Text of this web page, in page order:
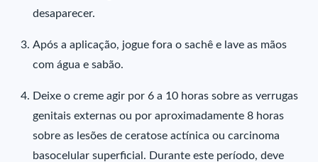
desaparecer.
Após a aplicação, jogue fora o sachê e lave as mãos
com água e sabão.
Deixe o creme agir por 6 a 10 horas sobre as verrugas
genitais externas ou por aproximadamente 8 horas
sobre as lesões de ceratose actínica ou carcinoma
basocelular superficial. Durante este período, deve